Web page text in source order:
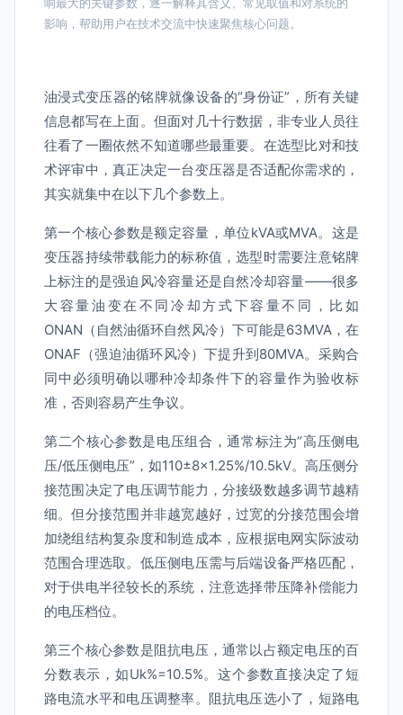
影响，帮助用户在技术交流中快速聚焦核心问题。
油浸式变压器的铭牌就像设备的“身份证”，所有关键
信息都写在上面。但面对几十行数据，非专业人员往
往看了一圈依然不知道哪些最重要。在选型比对和技
术评审中，真正决定一台变压器是否适配你需求的，
其实就集中在以下几个参数上。
第一个核心参数是额定容量，单位kVA或MVA。这是
变压器持续带载能力的标称值，选型时需要注意铭牌
上标注的是强迫风冷容量还是自然冷却容量——很多
大容量油变在不同冷却方式下容量不同，比如
ONAN（自然油循环自然风冷）下可能是63MVA，在
ONAF（强迫油循环风冷）下提升到80MVA。采购合
同中必须明确以哪种冷却条件下的容量作为验收标
准，否则容易产生争议。
第二个核心参数是电压组合，通常标注为“高压侧电
压/低压侧电压”，如110±8×1.25%/10.5kV。高压侧分
接范围决定了电压调节能力，分接级数越多调节越精
细。但分接范围并非越宽越好，过宽的分接范围会增
加绕组结构复杂度和制造成本，应根据电网实际波动
范围合理选取。低压侧电压需与后端设备严格匹配，
对于供电半径较长的系统，注意选择带压降补偿能力
的电压档位。
第三个核心参数是阻抗电压，通常以占额定电压的百
分数表示，如Uk%=10.5%。这个参数直接决定了短
路电流水平和电压调整率。阻抗电压选小了，短路电